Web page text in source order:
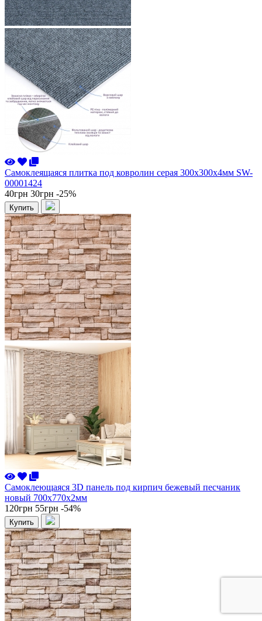
Самоклеящаяся плитка под ковролин серая 300х300х4мм SW-
00001424
40грн 30грн -25%
Купить
Самоклеющаяся 3D панель под кирпич бежевый песчаник
новый 700x770x2мм
120грн 55грн -54%
Купить